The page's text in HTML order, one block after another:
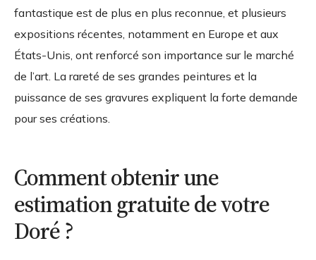
fantastique est de plus en plus reconnue, et plusieurs
expositions récentes, notamment en Europe et aux
États-Unis, ont renforcé son importance sur le marché
de l’art. La rareté de ses grandes peintures et la
puissance de ses gravures expliquent la forte demande
pour ses créations.
Comment obtenir une
estimation gratuite de votre
Doré ?